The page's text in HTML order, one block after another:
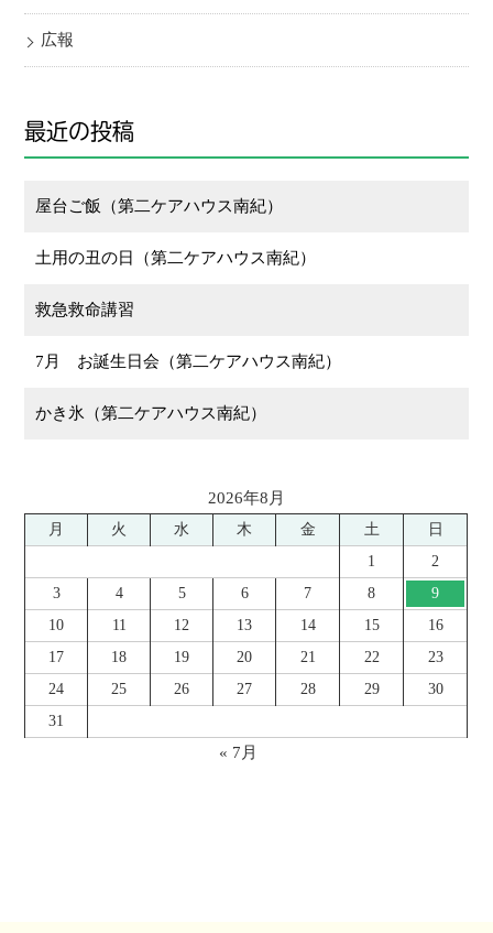
広報
最近の投稿
屋台ご飯（第二ケアハウス南紀）
土用の丑の日（第二ケアハウス南紀）
救急救命講習
7月 お誕生日会（第二ケアハウス南紀）
かき氷（第二ケアハウス南紀）
2026年8月
月 火 水 木 金 土
日
1
2
3
4 5 6 7 8
9
10
11 12 13 14 15
16
17
18 19 20 21 22
23
24
25 26 27 28 29
30
31
« 7月